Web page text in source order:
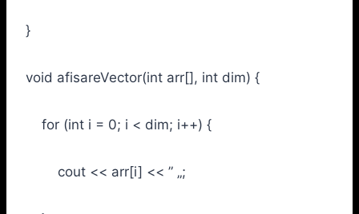
}
void afisareVector(int arr[], int dim) {
for (int i = 0; i < dim; i++) {
cout << arr[i] << ” „;